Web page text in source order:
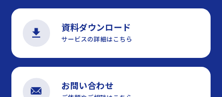
資料ダウンロード
サービスの詳細はこちら
お問い合わせ